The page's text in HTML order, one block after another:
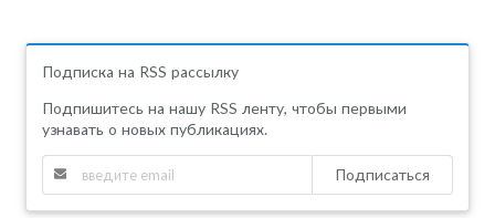
Подписка на RSS рассылку
Подпишитесь на нашу RSS ленту, чтобы первыми
узнавать о новых публикациях.
Подписаться